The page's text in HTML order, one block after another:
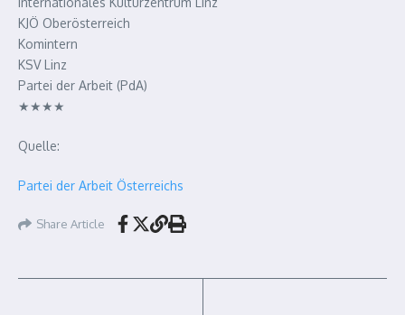
KJÖ Oberösterreich
Komintern
KSV Linz
Partei der Arbeit (PdA)
★★★★
Quelle:
Partei der Arbeit Österreichs
Share Article